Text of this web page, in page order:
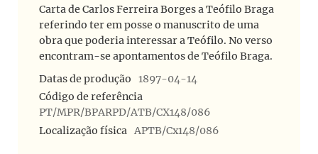
Carta de Carlos Ferreira Borges a Teófilo Braga
referindo ter em posse o manuscrito de uma
obra que poderia interessar a Teófilo. No verso
encontram-se apontamentos de Teófilo Braga.
Datas de produção
1897-04-14
Código de referência
PT/MPR/BPARPD/ATB/CX148/086
Localização física APTB/Cx148/086